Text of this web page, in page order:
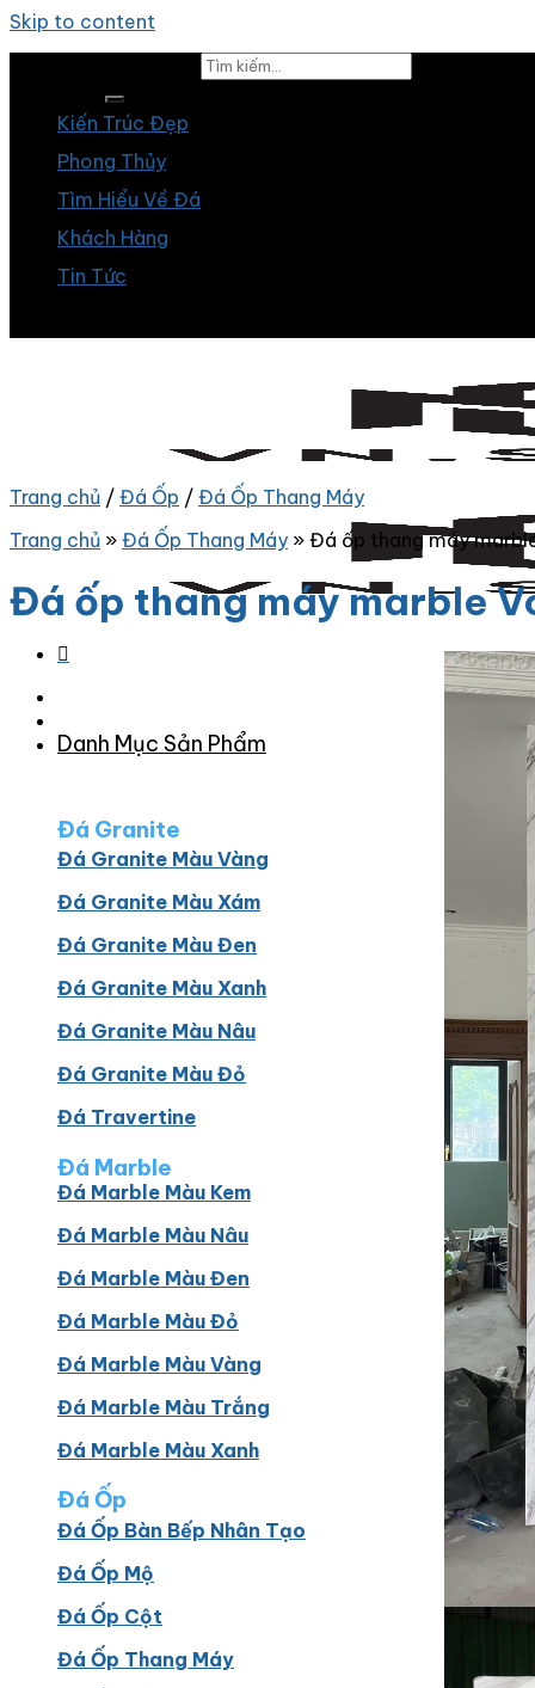
Skip to content
Kiến Trúc Đẹp
Phong Thủy
Tìm Hiểu Về Đá
Khách Hàng
Tin Tức
Danh Mục Sản Phẩm
Đá Granite
Đá Granite Màu Vàng
Đá Granite Màu Xám
Đá Granite Màu Đen
Đá Granite Màu Xanh
Đá Granite Màu Nâu
Đá Granite Màu Đỏ
Đá Travertine
Đá Marble
Đá Marble Màu Kem
Đá Marble Màu Nâu
Đá Marble Màu Đen
Đá Marble Màu Đỏ
Đá Marble Màu Vàng
Đá Marble Màu Trắng
Đá Marble Màu Xanh
Đá Ốp
Đá Ốp Bàn Bếp Nhân Tạo​
Đá Ốp Mộ
Đá Ốp Cột
Đá Ốp Thang Máy
Trang chủ / Đá Ốp / Đá Ốp Thang Máy
Trang chủ » Đá Ốp Thang Máy » Đá ốp thang máy
Đá ốp thang máy marble